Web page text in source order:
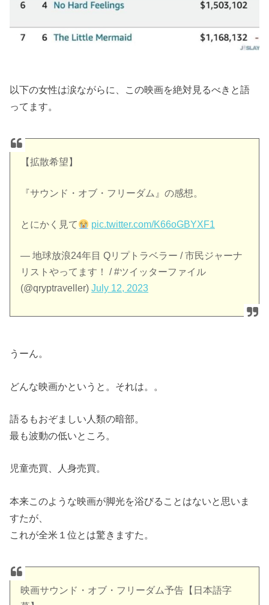
以下の女性は涙ながらに、この映画を絶対見るべきと語
ってます。
【拡散希望】
『サウンド・オブ・フリーダム』の感想。
とにかく見て pic.twitter.com/K66oGBYXF1
— 地球放浪24年目 Qリプトラベラー / 市民ジャーナ
リストやってます！ / #ツイッターファイル
(@qryptraveller)July 12, 2023
うーん。
どんな映画かというと。それは。。
語るもおぞましい人類の暗部。
最も波動の低いところ。
児童売買、人身売買。
本来このような映画が脚光を浴びることはないと思いま
すたが、
これが全米１位とは驚きますた。
映画サウンド・オブ・フリーダム予告【日本語字